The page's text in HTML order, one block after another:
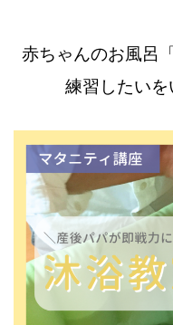
赤ちゃんのお風呂
練習したい